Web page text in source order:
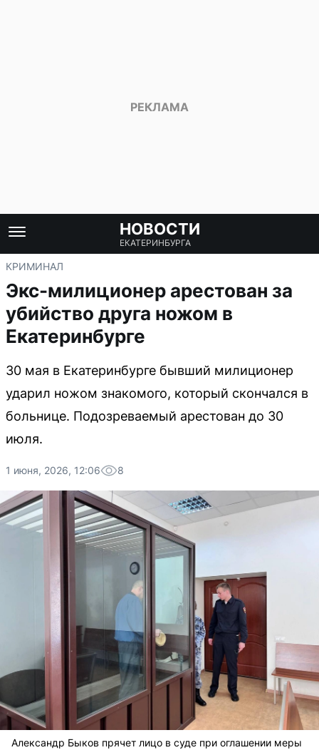
НОВОСТИ
ЕКАТЕРИНБУРГА
КРИМИНАЛ
Экс-милиционер арестован за
убийство друга ножом в
Екатеринбурге
30 мая в Екатеринбурге бывший милиционер
ударил ножом знакомого, который скончался в
больнице. Подозреваемый арестован до 30
июля.
1 июня, 2026, 12:06 8
Александр Быков прячет лицо в суде при оглашении меры